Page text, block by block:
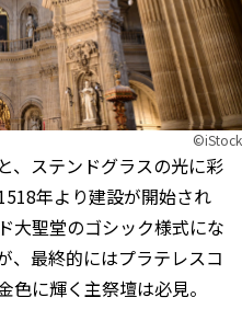
©︎iStock
、ステンドグラスの光に彩
年より建設が開始され
大聖堂のゴシック様式にな
、最終的にはプラテレスコ
に輝く主祭壇は必見。